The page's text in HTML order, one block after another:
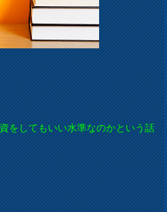
をしてもいい水準なのかという話